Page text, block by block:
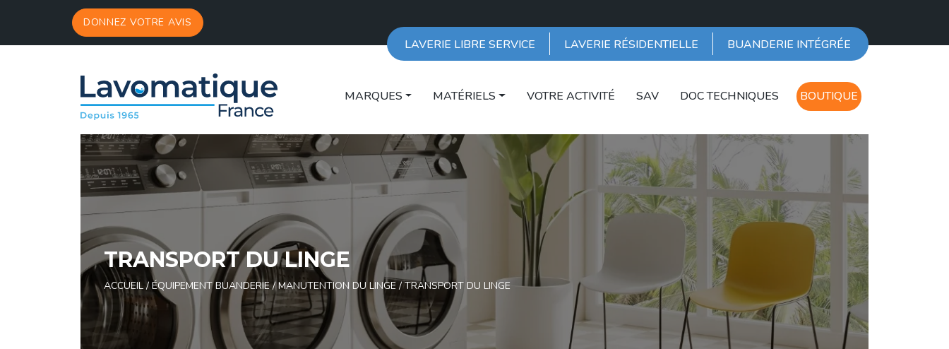
Panneau de gestion des cookies
DONNEZ VOTRE AVIS
LAVERIE LIBRE SERVICE LAVERIE RÉSIDENTIELLE BUANDERIE INTÉGRÉE
MARQUES MATÉRIELS VOTRE ACTIVITÉ SAV DOC TECHNIQUES BOUTIQUE
TRANSPORT DU LINGE
ACCUEIL /ÉQUIPEMENT BUANDERIE/MANUTENTION DU LINGE / TRANSPORT DU LINGE